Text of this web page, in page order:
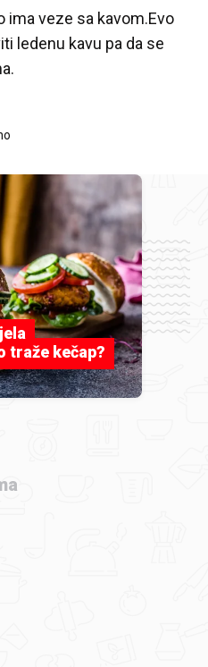
ima veze sa kavom.Evo
ledenu kavu pa da se
traže kečap?